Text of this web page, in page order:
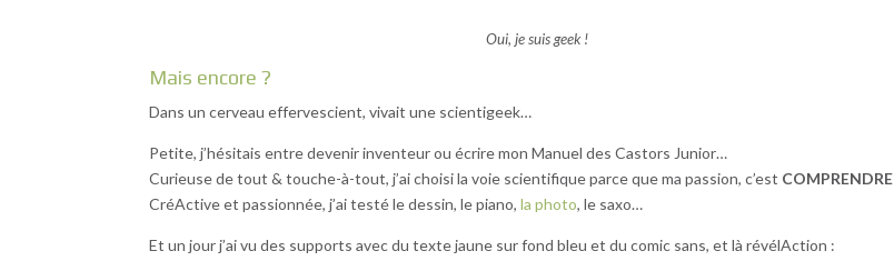
Oui, je suis geek !
Mais encore ?
Dans un cerveau effervescient, vivait une scientigeek…
Petite, j’hésitais entre devenir inventeur ou écrire mon Manuel des Castors Junior…
Curieuse de tout & touche-à-tout, j’ai choisi la voie scientifique parce que ma passion, c’est COMPRENDRE
CréActive et passionnée, j’ai testé le dessin, le piano,la photo, le saxo…
Et un jour j’ai vu des supports avec du texte jaune sur fond bleu et du comic sans, et là révélAction :